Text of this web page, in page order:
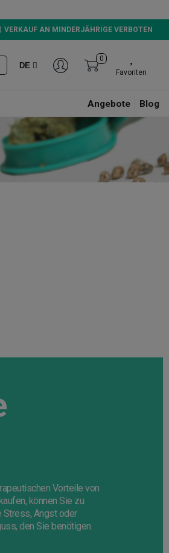
VERKAUF AN MINDERJÄHRIGE VERBOTEN
DE
0
Favoriten
Angebote Blog
Vorteile von
können Sie zu
Stress, Angst oder
den Sie benötigen.